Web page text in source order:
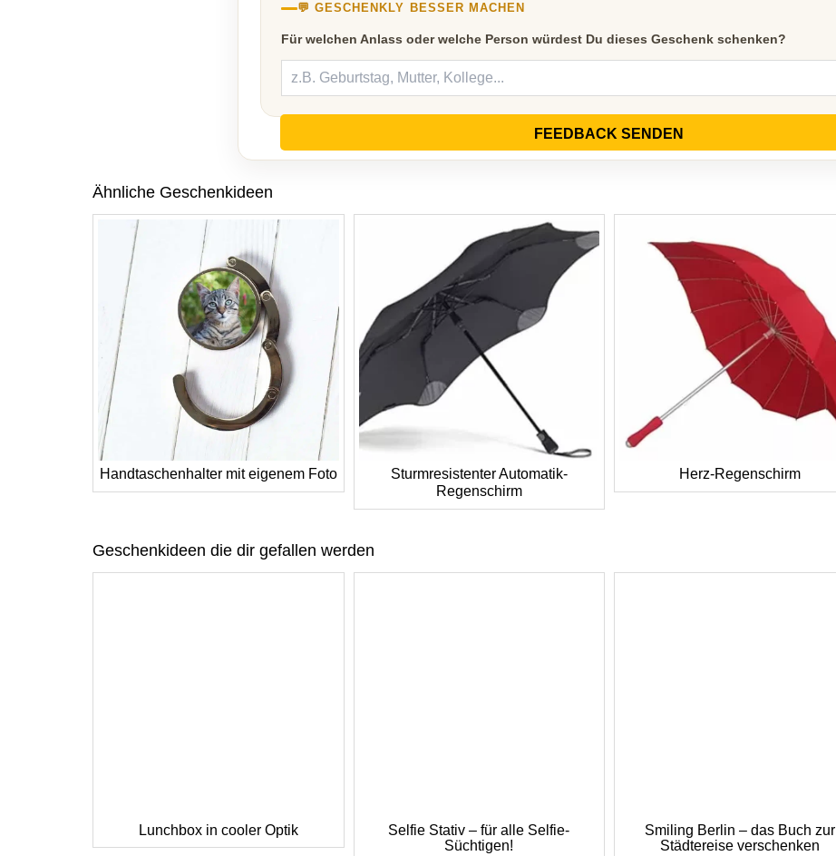
💬 GESCHENKLY BESSER MACHEN
Für welchen Anlass oder welche Person würdest Du dieses Geschenk schenken?
FEEDBACK SENDEN
Ähnliche Geschenkideen
Handtaschenhalter mit eigenem Foto
Sturmresistenter Automatik-
Regenschirm
Herz-Regenschirm
Geschenkideen die dir gefallen werden
Lunchbox in cooler Optik
Selfie Stativ – für alle Selfie-
Süchtigen!
Smiling Berlin – das Buch zur
Städtereise verschenken